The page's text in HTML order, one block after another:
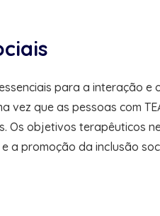
para a interação
vez que as pessoas com
Os objetivos terapêuticos
a promoção da inclusão